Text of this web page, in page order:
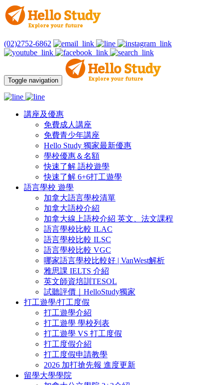
(02)2752-6862
Toggle navigation
講座及優惠
免費成人講座
免費青少年講座
Hello Study 獨家最新優惠
學校優惠＆名額
快速了解 語校遊學
快速了解 6+6打工遊學
語言學校 遊學
加拿大語言學校清單
加拿大語校介紹
加拿大線上語校介紹 英文、法文課程
語言學校比較 ILAC
語言學校比較 ILSC
語言學校比較 VGC
哪家語言學校比較好 | VanWest解析
雅思課 IELTS 介紹
英文師資培訓TESOL
試聽評價｜HelloStudy獨家
打工遊學/打工度假
打工遊學介紹
打工遊學 學校列表
打工遊學 VS 打工度假
打工度假介紹
打工度假申請教學
2026 加打搶先報 進度更新
留學大學學院